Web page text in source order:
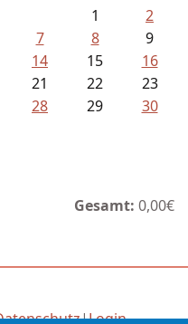
1
2
7 8
9
14 15
16
21 22
23
28 29
30
Gesamt: 0,00€
|Login